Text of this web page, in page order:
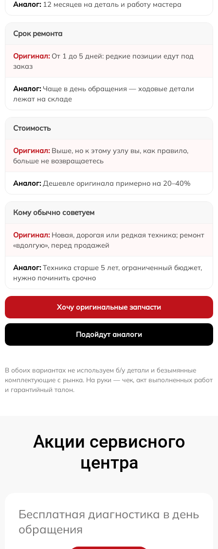
12 месяцев на деталь и работу мастера
Срок ремонта
От 1 до 5 дней: редкие позиции едут под
заказ
Чаще в день обращения — ходовые детали
лежат на складе
Стоимость
Выше, но к этому узлу вы, как правило,
больше не возвращаетесь
Дешевле оригинала примерно на 20–40%
Кому обычно советуем
Новая, дорогая или редкая техника; ремонт
«вдолгую», перед продажей
Техника старше 5 лет, ограниченный бюджет,
нужно починить срочно
Хочу оригинальные запчасти
Подойдут аналоги
В обоих вариантах не используем б/у детали и безымянные
комплектующие с рынка. На руки — чек, акт выполненных работ
и гарантийный талон.
Акции сервисного
центра
Бесплатная диагностика в день
обращения